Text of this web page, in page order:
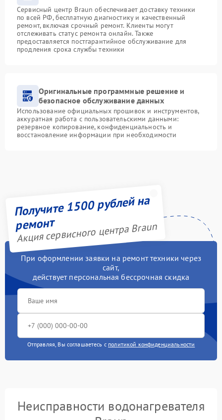
Сервисный центр Braun обеспечивает доставку техники
по всей РФ, бесплатную диагностику и качественный
ремонт, включая срочный ремонт. Клиенты могут
отслеживать статус ремонта онлайн. Также
предоставляется постгарантийное обслуживание для
продления срока службы техники
Оригинальные программные решение и
безопасное обслуживание данных
Использование официальных прошивок и инструментов,
аккуратная работа с пользовательскими данными:
резервное копирование, конфиденциальность и
восстановление информации при необходимости
Получите 1500 рублей на
ремонт
Акция сервисного центра Braun
При оформлении заявки на ремонт техники через
сайт,
действует персональная бессрочная скидка
Отправляя, Вы соглашаетесь с политикой конфиденциальности
Неисправности водонагревателя